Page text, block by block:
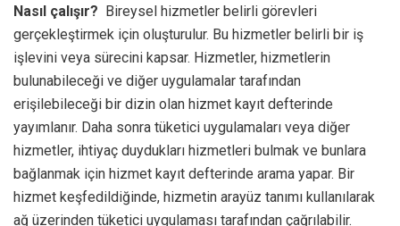
Nasıl çalışır? Bireysel hizmetler belirli görevleri
gerçekleştirmek için oluşturulur. Bu hizmetler belirli bir iş
işlevini veya sürecini kapsar. Hizmetler, hizmetlerin
bulunabileceği ve diğer uygulamalar tarafından
erişilebileceği bir dizin olan hizmet kayıt defterinde
yayımlanır. Daha sonra tüketici uygulamaları veya diğer
hizmetler, ihtiyaç duydukları hizmetleri bulmak ve bunlara
bağlanmak için hizmet kayıt defterinde arama yapar. Bir
hizmet keşfedildiğinde, hizmetin arayüz tanımı kullanılarak
ağ üzerinden tüketici uygulaması tarafından çağrılabilir.